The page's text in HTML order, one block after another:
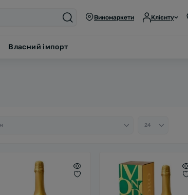
Виномаркети Клієнту
Власний імпорт